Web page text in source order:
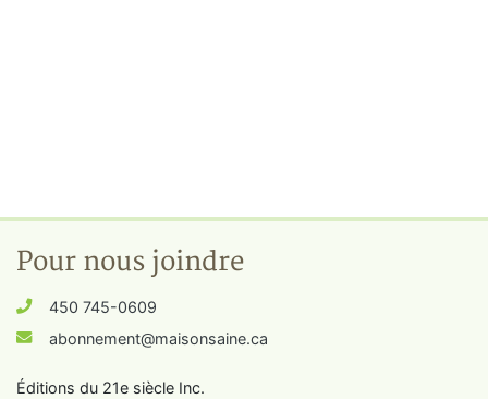
Pour nous joindre
450 745-0609
abonnement@maisonsaine.ca
Éditions du 21e siècle Inc.